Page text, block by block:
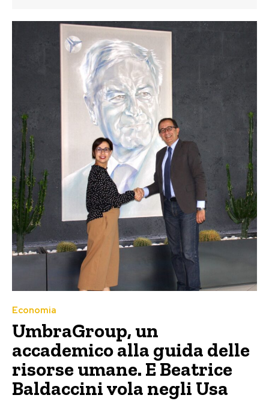
Economia
UmbraGroup, un
accademico alla guida delle
risorse umane. E Beatrice
Baldaccini vola negli Usa